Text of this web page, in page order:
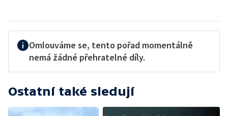
Omlouváme se, tento pořad momentálně
nemá žádné přehratelné díly.
Ostatní také sledují